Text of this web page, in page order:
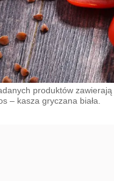
produktów
– kasza gryczana biała.